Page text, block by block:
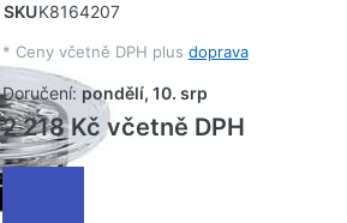
SKUK8164207
* Ceny včetně DPH plus doprava
Doručení: pondělí, 10. srp
2 218 Kč včetně DPH